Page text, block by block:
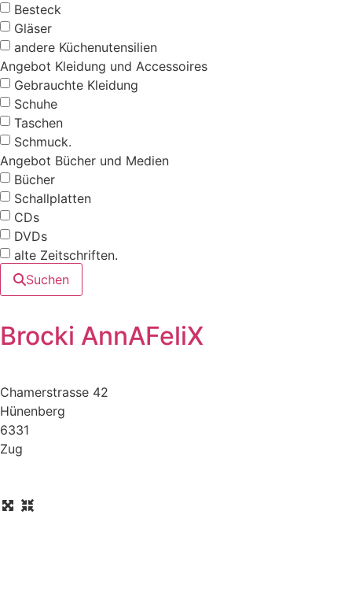
Besteck
Gläser
andere Küchenutensilien
Angebot Kleidung und Accessoires
Gebrauchte Kleidung
Schuhe
Taschen
Schmuck.
Angebot Bücher und Medien
Bücher
Schallplatten
CDs
DVDs
alte Zeitschriften.
Suchen
Brocki AnnAFeliX
Chamerstrasse 42
Hünenberg
6331
Zug